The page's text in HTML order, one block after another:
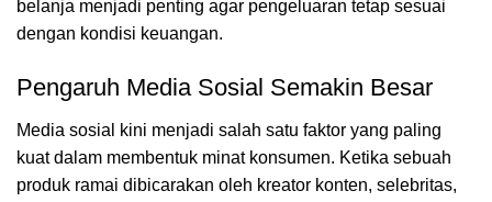
belanja menjadi penting agar pengeluaran tetap sesuai
dengan kondisi keuangan.
Pengaruh Media Sosial Semakin Besar
Media sosial kini menjadi salah satu faktor yang paling
kuat dalam membentuk minat konsumen. Ketika sebuah
produk ramai dibicarakan oleh kreator konten, selebritas,